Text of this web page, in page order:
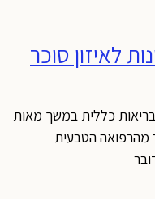
לאיזון סוכר
כללית במשך מאות
מהרפואה הטבעית